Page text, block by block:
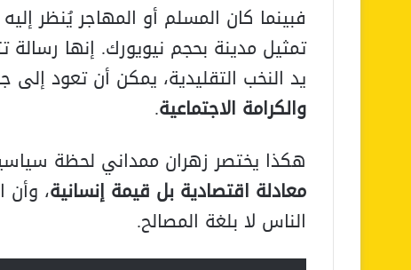
فبينما كان المسلم أو المهاجر يُنظر
تمثيل مدينة بحجم نيويورك. إنها رسالة
يد النخب التقليدية، يمكن أن تعود
والكرامة الاجتماعية.
هكذا يختصر زهران ممداني لحظة
معادلة اقتصادية بل قيمة إنسانية، وأن
الناس لا بلغة المصالح.